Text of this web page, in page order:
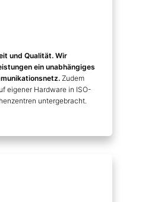
und Qualität. Wir
ein unabhängiges
Zudem
eigener Hardware in ISO-
untergebracht.